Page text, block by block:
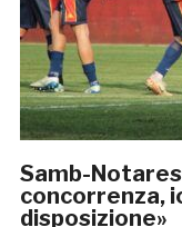
Samb-
concorrenza,
disposizione»